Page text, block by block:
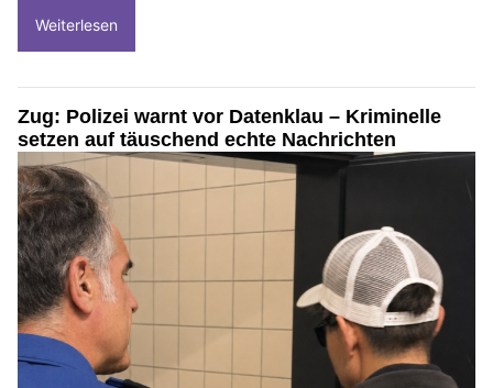
Weiterlesen
Zug: Polizei warnt vor Datenklau – Kriminelle
setzen auf täuschend echte Nachrichten